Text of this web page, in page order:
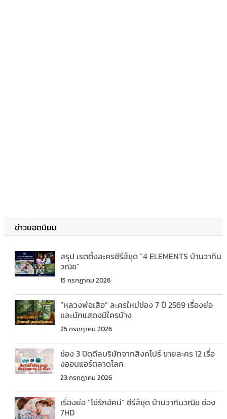
ข่าวยอดนิยม
สรุป เรตติ้งละครซีรีส์ชุด “4 ELEMENTS บ้านวาทิน
วณิช”
15 กรกฎาคม 2026
“หลวงพ่อเสือ” ละครใหม่ช่อง 7 ปี 2569 เรื่องย่อ
และนักแสดงมีใครบ้าง
25 กรกฎาคม 2026
ช่อง 3 ปิดดีลบริษัทจากสิงคโปร์ ขายละคร 12 เรื่อ
งออนแอร์ตลาดโลก
23 กรกฎาคม 2026
เรื่องย่อ “โซ่รักอัคนี” ซีรีส์ชุด บ้านวาทินวณิช ช่อง
7HD